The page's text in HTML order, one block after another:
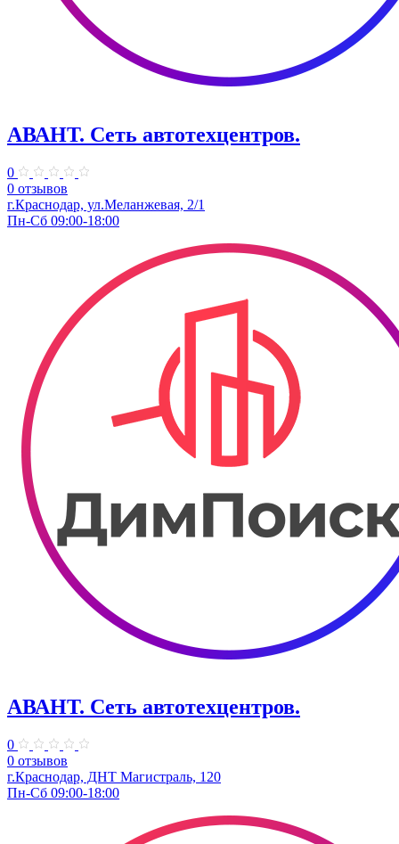
АВАНТ. ​Сеть автотехцентров.
0
0 отзывов
​г.Краснодар, ул.Меланжевая, 2/1
Пн-Сб 09:00-18:00
АВАНТ. ​Сеть автотехцентров.
0
0 отзывов
г.Краснодар, ​ДНТ Магистраль, 120
Пн-Сб 09:00-18:00